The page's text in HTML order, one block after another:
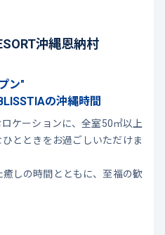
沖縄恩納村
ン"
の沖縄時間
ケーションに、全室50㎡以上
とときをお過ごしいただけま
しの時間とともに、至福の歓